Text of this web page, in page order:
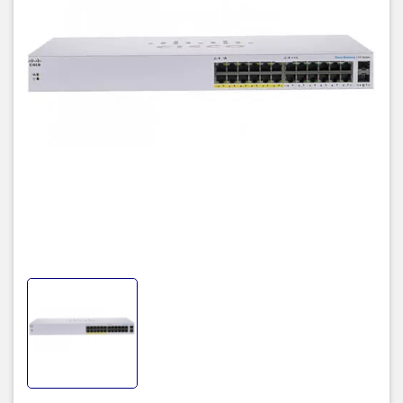
capacity
MAC table 8K
diagnostics
faults and/or shorts